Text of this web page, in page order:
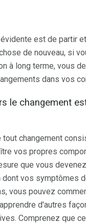
est de partir
de nouveau, si
à long terme, vous
dans vos
le changement
tout changement
vos propres
que vous
vos symptômes
vous pouvez
d'autres
Comprenez que